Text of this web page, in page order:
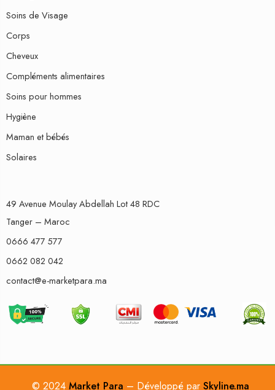
Soins de Visage
Corps
Cheveux
Compléments alimentaires
Soins pour hommes
Hygiène
Maman et bébés
Solaires
49 Avenue Moulay Abdellah Lot 48 RDC
Tanger – Maroc
0666 477 577
0662 082 042
contact@e-marketpara.ma
© 2024 Market Para – Développé par Skyline.ma